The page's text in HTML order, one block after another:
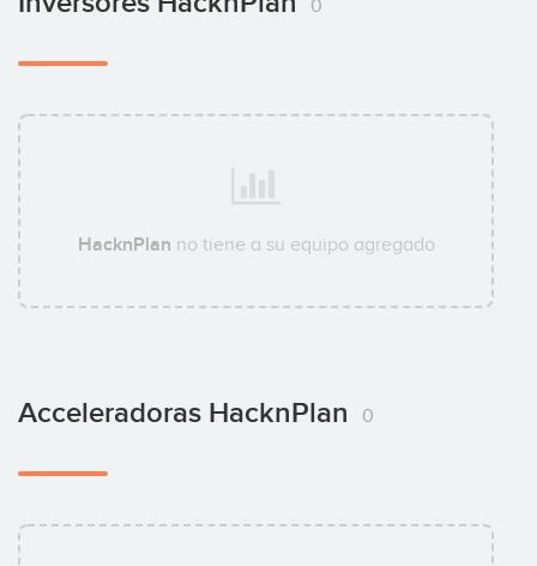
0
HacknPlan no tiene a su equipo agregado
Acceleradoras HacknPlan 0